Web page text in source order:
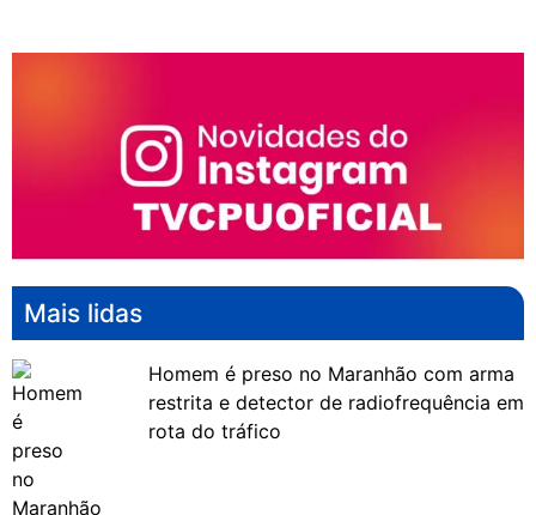
Mais lidas
Homem é preso no Maranhão com arma
restrita e detector de radiofrequência em
rota do tráfico